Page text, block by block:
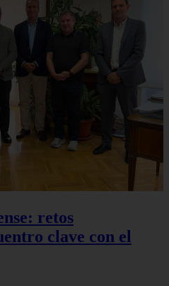
retos
clave con el